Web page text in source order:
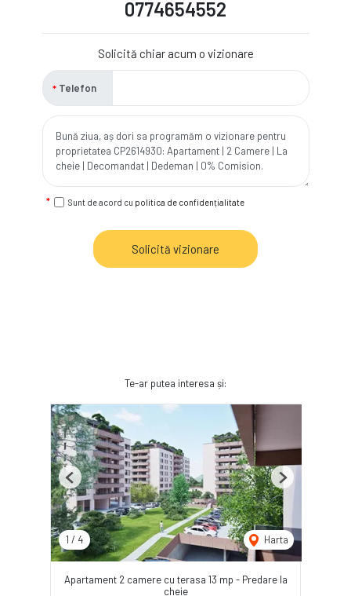
0774654552
Solicită chiar acum o vizionare
Telefon
Sunt de acord cu politica de confidențialitate
Solicită vizionare
Te-ar putea interesa și:
1 / 4 Harta
Previous Next
Apartament 2 camere cu terasa 13 mp - Predare la
cheie